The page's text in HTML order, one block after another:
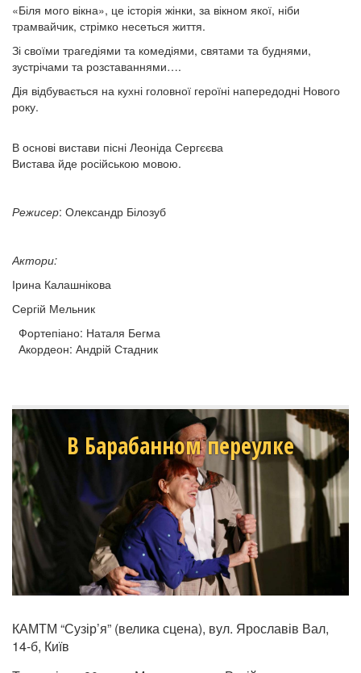
«Біля мого вікна», це історія жінки, за вікном якої, ніби
трамвайчик, стрімко несеться життя.
Зі своїми трагедіями та комедіями, святами та буднями,
зустрічами та розставаннями….
Дія відбувається на кухні головної героїні напередодні Нового
року.
В основі вистави пісні Леоніда Сергєєва
Вистава йде російською мовою.
Режисер: Олександр Білозуб
Актори:
Ірина Калашнікова
Сергій Мельник
Фортепіано: Наталя Бегма
Акордеон: Андрій Стадник
В Барабанном переулке
КАМТМ “Сузір’я” (велика сцена), вул. Ярославів Вал,
14-б, Київ